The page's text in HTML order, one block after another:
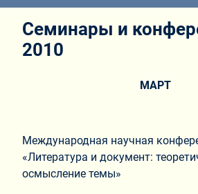
Семинары и
2010
МАРТ
Международная научная
«Литература и документ:
осмысление темы»